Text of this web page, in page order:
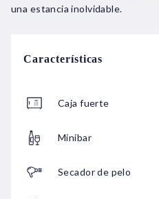
una estancia inolvidable.
Características
Caja fuerte
Minibar
Secador de pelo